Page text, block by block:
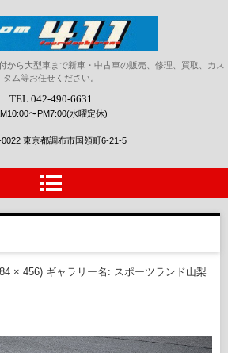
ブルーム411)｜調
、府中、三鷹、川崎、
イク新車、中古車、パ
から大型車まで新車・中古車の販売、修理、買取、カス
タム等お任せください。
TEL.042-490-6631
〜PM7:00(水曜定休)
東京都調布市国領町6-21-5
× 456) ギャラリー名: スポーツランド山梨